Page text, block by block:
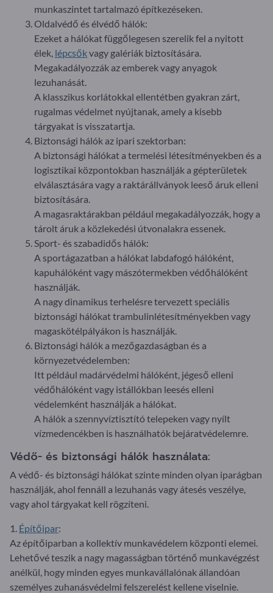
munkaszintet tartalmazó építkezéseken.
Oldalvédő és élvédő hálók:
Ezeket a hálókat függőlegesen szerelik fel a nyitott
élek, lépcsőkvagy galériák biztosítására.
Megakadályozzák az emberek vagy anyagok
lezuhanását.
A klasszikus korlátokkal ellentétben gyakran zárt,
rugalmas védelmet nyújtanak, amely a kisebb
tárgyakat is visszatartja.
Biztonsági hálók az ipari szektorban:
A biztonsági hálókat a termelési létesítményekben és a
logisztikai központokban használják a gépterületek
elválasztására vagy a raktárállványok leeső áruk elleni
biztosítására.
A magasraktárakban például megakadályozzák, hogy a
tárolt áruk a közlekedési útvonalakra essenek.
Sport- és szabadidős hálók:
A sportágazatban a hálókat labdafogó hálóként,
kapuhálóként vagy mászótermekben védőhálóként
használják.
A nagy dinamikus terhelésre tervezett speciális
biztonsági hálókat trambulinlétesítményekben vagy
magaskötélpályákon is használják.
Biztonsági hálók a mezőgazdaságban és a
környezetvédelemben:
Itt például madárvédelmi hálóként, jégeső elleni
védőhálóként vagy istállókban leesés elleni
védelemként használják a hálókat.
A hálók a szennyvíztisztító telepeken vagy nyílt
vízmedencékben is használhatók bejáratvédelemre.
Védő- és biztonsági hálók használata:
A védő- és biztonsági hálókat szinte minden olyan iparágban
használják, ahol fennáll a lezuhanás vagy átesés veszélye,
vagy ahol tárgyakat kell rögzíteni.
1. Építőipar:
Az építőiparban a kollektív munkavédelem központi elemei.
Lehetővé teszik a nagy magasságban történő munkavégzést
anélkül, hogy minden egyes munkavállalónak állandóan
személyes zuhanásvédelmi felszerelést kellene viselnie.